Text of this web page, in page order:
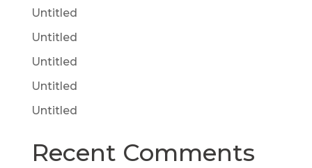
Untitled
Untitled
Untitled
Untitled
Untitled
Recent Comments